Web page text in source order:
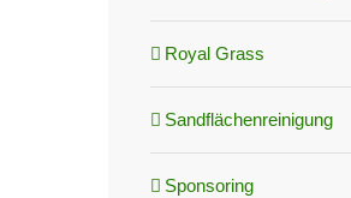
Royal Grass
Sandflächenreinigung
Sponsoring